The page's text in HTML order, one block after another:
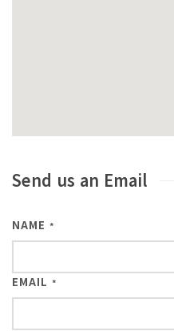
Send us an Email
NAME *
EMAIL *